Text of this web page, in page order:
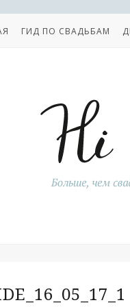
ГИД ПО СВАДЬБАМ